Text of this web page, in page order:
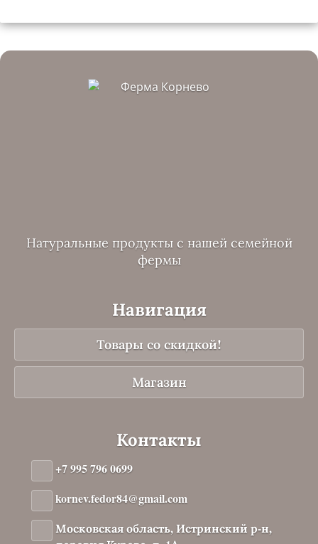
Натуральные продукты с нашей семейной
фермы
Навигация
Товары со скидкой!
Магазин
Контакты
+7 995 796 0699
kornev.fedor84@gmail.com
Московская область, Истринский р-н,